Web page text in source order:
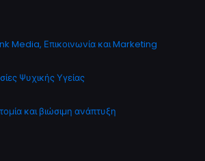
Media, Επικοινωνία και Marketing
Ψυχικής Υγείας
και βιώσιμη ανάπτυξη